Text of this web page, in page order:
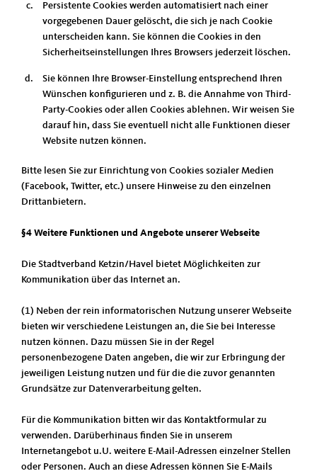
Persistente Cookies werden automatisiert nach einer
vorgegebenen Dauer gelöscht, die sich je nach Cookie
unterscheiden kann. Sie können die Cookies in den
Sicherheitseinstellungen Ihres Browsers jederzeit löschen.
Sie können Ihre Browser-Einstellung entsprechend Ihren
Wünschen konfigurieren und z. B. die Annahme von Third-
Party-Cookies oder allen Cookies ablehnen. Wir weisen Sie
darauf hin, dass Sie eventuell nicht alle Funktionen dieser
Website nutzen können.
Bitte lesen Sie zur Einrichtung von Cookies sozialer Medien
(Facebook, Twitter, etc.) unsere Hinweise zu den einzelnen
Drittanbietern.
§4 Weitere Funktionen und Angebote unserer Webseite
Die Stadtverband Ketzin/Havel bietet Möglichkeiten zur
Kommunikation über das Internet an.
(1) Neben der rein informatorischen Nutzung unserer Webseite
bieten wir verschiedene Leistungen an, die Sie bei Interesse
nutzen können. Dazu müssen Sie in der Regel
personenbezogene Daten angeben, die wir zur Erbringung der
jeweiligen Leistung nutzen und für die die zuvor genannten
Grundsätze zur Datenverarbeitung gelten.
Für die Kommunikation bitten wir das Kontaktformular zu
verwenden. Darüberhinaus finden Sie in unserem
Internetangebot u.U. weitere E-Mail-Adressen einzelner Stellen
oder Personen. Auch an diese Adressen können Sie E-Mails